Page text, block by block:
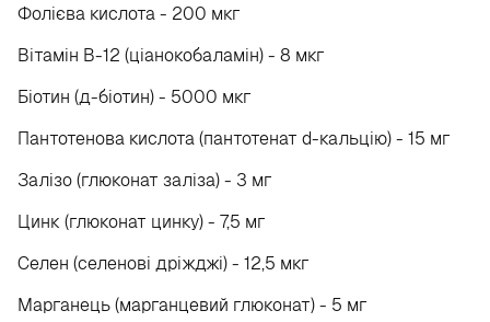
Фолієва кислота - 200 мкг
Вітамін B-12 (ціанокобаламін) - 8 мкг
Біотин (д-біотин) - 5000 мкг
Пантотенова кислота (пантотенат d-кальцію) - 15 мг
Залізо (глюконат заліза) - 3 мг
Цинк (глюконат цинку) - 7,5 мг
Селен (селенові дріжджі) - 12,5 мкг
Марганець (марганцевий глюконат) - 5 мг